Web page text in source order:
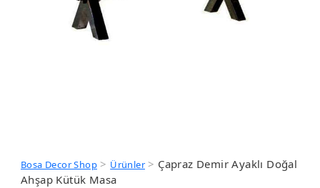
Bosa Decor Shop> Ürünler> Çapraz Demir Ayaklı Doğal
Ahşap Kütük Masa